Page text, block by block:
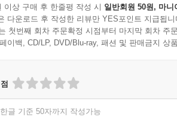
는 탁월한 예술가들의 과정과 개성을 통
분에 꼭 읽어야 할 책이 되었다.
고 깊이 있다. 곰퍼츠가 밝히는 예술가들
스트》
이상 구매 후 한줄평 작성 시 일반회원 50원, 마니
다운로드 후 작성한 리뷰만 YES포인트 지급됩니
첫번째 회차 주문확정 시점부터 마지막 회차 주
이백, CD/LP, DVD/Blu-ray, 패션 및 판매금지 상
한글 기준 50자까지 작성가능